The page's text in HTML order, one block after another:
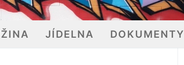
JÍDELNA DOKUMENTY